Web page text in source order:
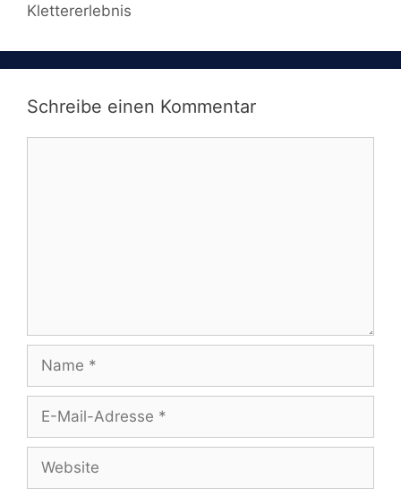
Klettererlebnis
Schreibe einen Kommentar
Name
Adresse
Website